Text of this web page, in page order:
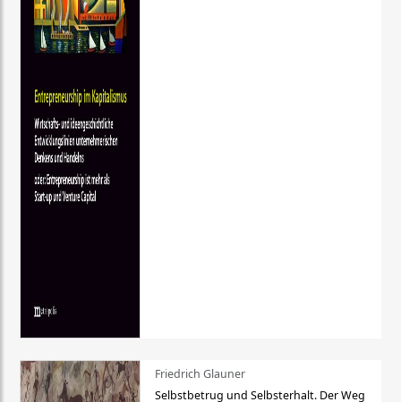
Friedrich Glauner
Selbstbetrug und Selbsterhalt. Der Weg